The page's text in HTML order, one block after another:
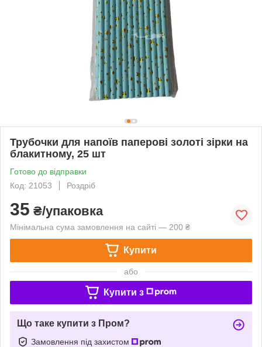
Трубочки для напоїв паперові золоті зірки на
блакитному, 25 шт
Готово до відправки
Код: 21053
Роздріб
35 ₴/упаковка
Мінімальна сума замовлення на сайті — 200 ₴
Купити
або
Купити з
Що таке купити з Пром?
Замовлення під захистом